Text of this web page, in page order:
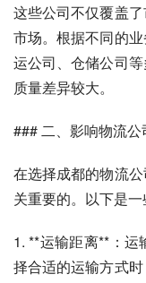
这些公司不仅覆盖
市场。根据不同的
运公司、仓储公司
质量差异较大。
### 二、影响物流
在选择成都的物流
关重要的。以下是一
1. **运输距离**：
择合适的运输方式